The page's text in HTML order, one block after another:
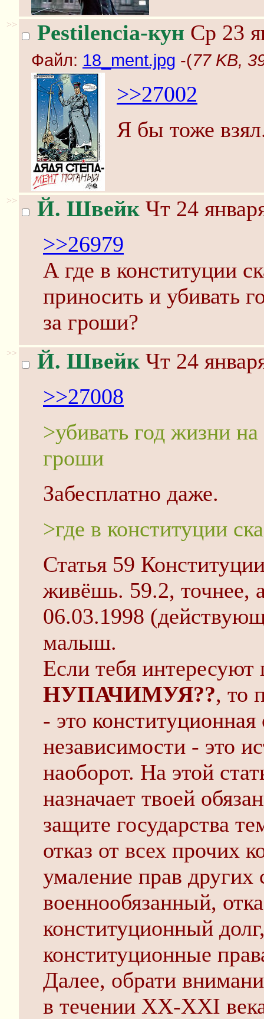
>> Pestilencia-кун Ср 23
Файл: 18_ment.jpg -(77 KB,
>>27002
Я бы тоже
>> Й. Швейк Чт 24
>>26979
А где в конституции
приносить и убивать
за гроши?
>> Й. Швейк Чт 24
>>27008
>убивать год жизни
гроши
Забесплатно даже.
>где в конституции
Статья 59
живёшь. 59.2,
06.03.1998
малыш.
Если тебя
НУПАЧИМУЯ??, то
- это
независимости - это
наоборот. На этой
назначает твоей
защите государства
отказ от всех прочих
умаление прав других
военнообязанный,
конституционный
конституционные
Далее, обрати
в течении XX-XXI